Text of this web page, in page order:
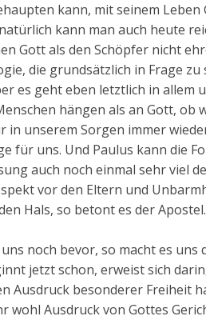
kann, mit seinem
kann man auch heute
Gott als den Schöpfer nicht
die grundsätzlich in Frage
es geht eben letztlich in allem
hängen als an Gott,
in unserem Sorgen immer
für uns. Und Paulus kann die
auch noch einmal sehr viel
vor den Eltern und
Hals, so betont es der Apostel.
noch bevor, so macht es
jetzt schon, erweist sich
Ausdruck besonderer Freiheit
wohl Ausdruck von Gottes